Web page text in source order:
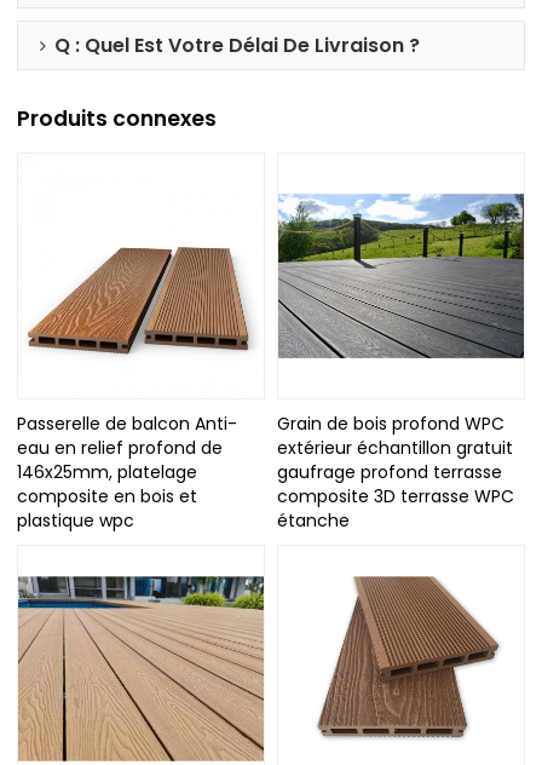
Q : Quel Est Votre Délai De Livraison ?
Produits connexes
Passerelle de balcon Anti-
eau en relief profond de
146x25mm, platelage
composite en bois et
plastique wpc
Grain de bois profond WPC
extérieur échantillon gratuit
gaufrage profond terrasse
composite 3D terrasse WPC
étanche